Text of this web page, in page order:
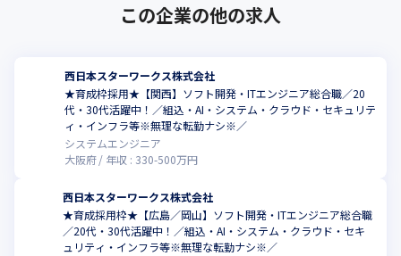
この企業の他の求人
西日本スターワークス株式会社
★育成枠採用★【関西】ソフト開発・ITエンジニア総合職／20
代・30代活躍中！／組込・AI・システム・クラウド・セキュリテ
ィ・インフラ等※無理な転勤ナシ※／
システムエンジニア
大阪府
年収 : 330-500万円
西日本スターワークス株式会社
★育成採用枠★【広島／岡山】ソフト開発・ITエンジニア総合職
／20代・30代活躍中！／組込・AI・システム・クラウド・セキ
ュリティ・インフラ等※無理な転勤ナシ※／